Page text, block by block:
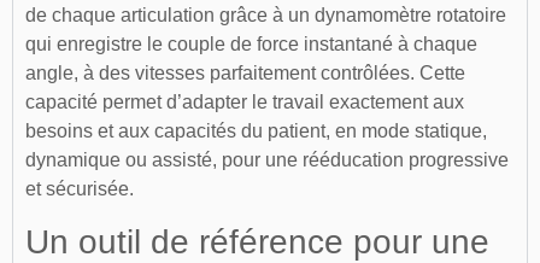
de chaque articulation grâce à un dynamomètre rotatoire
qui enregistre le couple de force instantané à chaque
angle, à des vitesses parfaitement contrôlées. Cette
capacité permet d’adapter le travail exactement aux
besoins et aux capacités du patient, en mode statique,
dynamique ou assisté, pour une rééducation progressive
et sécurisée.
Un outil de référence pour une